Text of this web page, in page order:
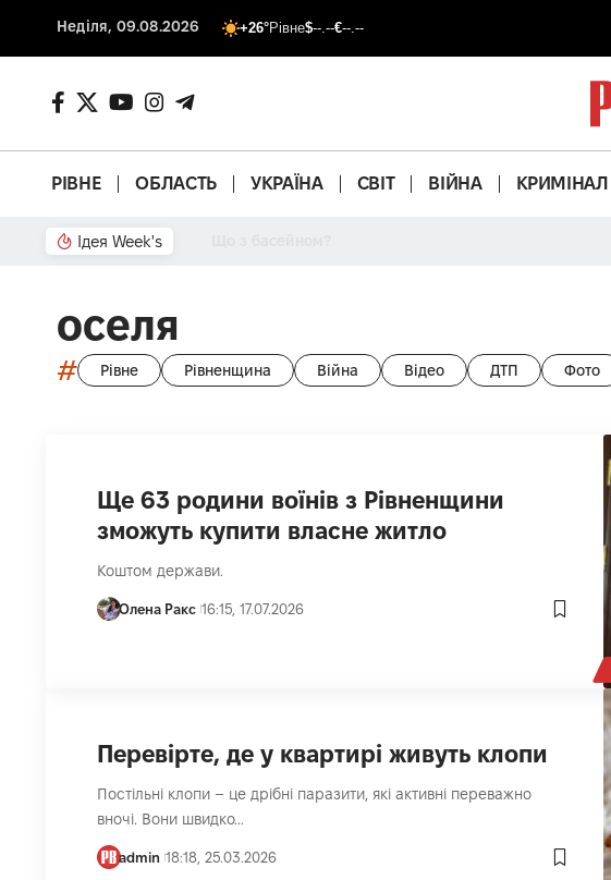
Неділя, 09.08.2026 +26°Рівне$--.--€--.--
РІВНЕ ОБЛАСТЬ УКРАЇНА СВІТ ВІЙНА КРИМІНАЛ
Ідея Week's
оселя
# Рівне Рівненщина Війна Відео ДТП Фото
Ще 63 родини воїнів з Рівненщини
зможуть купити власне житло
Коштом держави.
Олена Ракс 16:15, 17.07.2026
Перевірте, де у квартирі живуть клопи
Постільні клопи – це дрібні паразити, які активні переважно
вночі. Вони швидко…
admin 18:18, 25.03.2026